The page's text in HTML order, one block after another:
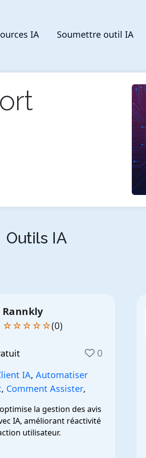
IA Soumettre outil IA
Outils IA
Rannkly
☆☆☆☆☆(0)
0
IA, Automatiser
, Comment Assister,
la gestion des avis
IA, améliorant réactivité
utilisateur.